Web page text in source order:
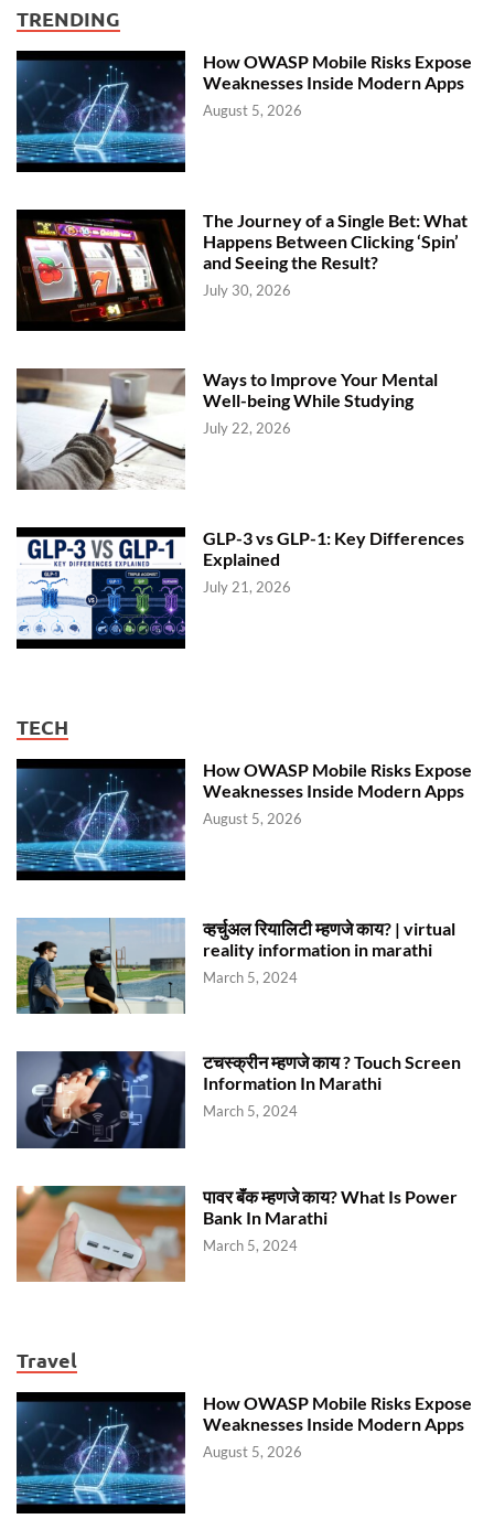
TRENDING
How OWASP Mobile Risks Expose
Weaknesses Inside Modern Apps
August 5, 2026
The Journey of a Single Bet: What
Happens Between Clicking ‘Spin’
and Seeing the Result?
July 30, 2026
Ways to Improve Your Mental
Well-being While Studying
July 22, 2026
GLP-3 vs GLP-1: Key Differences
Explained
July 21, 2026
TECH
How OWASP Mobile Risks Expose
Weaknesses Inside Modern Apps
August 5, 2026
व्हर्चुअल रियालिटी म्हणजे काय? | virtual
reality information in marathi
March 5, 2024
टचस्क्रीन म्हणजे काय ? Touch Screen
Information In Marathi
March 5, 2024
पावर बॅंक म्हणजे काय? What Is Power
Bank In Marathi
March 5, 2024
Travel
How OWASP Mobile Risks Expose
Weaknesses Inside Modern Apps
August 5, 2026